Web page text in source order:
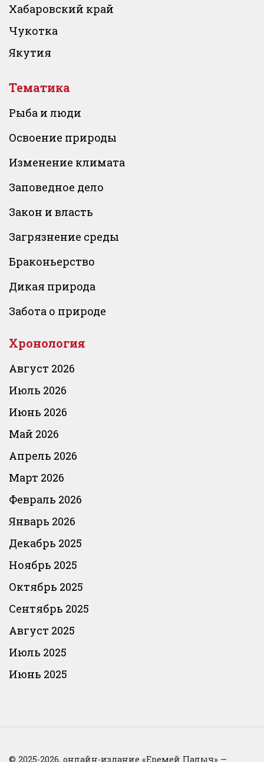
Хабаровский край
Чукотка
Якутия
Тематика
Рыба и люди
Освоение природы
Изменение климата
Заповедное дело
Закон и власть
Загрязнение среды
Браконьерство
Дикая природа
Забота о природе
Хронология
Август 2026
Июль 2026
Июнь 2026
Май 2026
Апрель 2026
Март 2026
Февраль 2026
Январь 2026
Декабрь 2025
Ноябрь 2025
Октябрь 2025
Сентябрь 2025
Август 2025
Июль 2025
Июнь 2025
© 2025-2026, онлайн-издание «Еремей Палыч» —